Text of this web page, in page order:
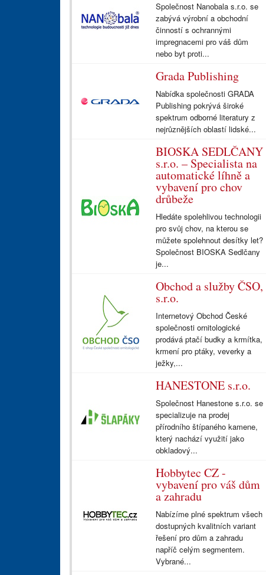
Společnost Nanobala s.r.o. se
zabývá výrobní a obchodní
činností s ochrannými
impregnacemi pro váš dům
nebo byt proti...
Grada Publishing
Nabídka společnosti GRADA
Publishing pokrývá široké
spektrum odborné literatury z
nejrůznějších oblastí lidské...
BIOSKA SEDLČANY
s.r.o. – Specialista na
automatické líhně a
vybavení pro chov
drůbeže
Hledáte spolehlivou technologii
pro svůj chov, na kterou se
můžete spolehnout desítky let?
Společnost BIOSKA Sedlčany
je...
Obchod a služby ČSO,
s.r.o.
Internetový Obchod České
společnosti ornitologické
prodává ptačí budky a krmítka,
krmení pro ptáky, veverky a
ježky,...
HANESTONE s.r.o.
Společnost Hanestone s.r.o. se
specializuje na prodej
přírodního štípaného kamene,
který nachází využití jako
obkladový...
Hobbytec CZ -
vybavení pro váš dům
a zahradu
Nabízíme plné spektrum všech
dostupných kvalitních variant
řešení pro dům a zahradu
napříč celým segmentem.
Vybrané...